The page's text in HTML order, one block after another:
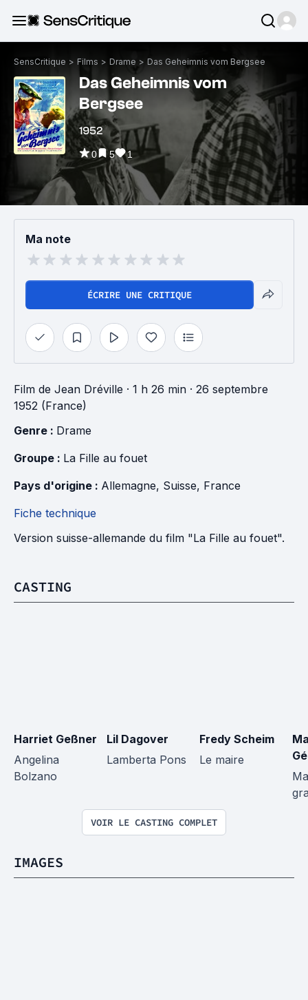
SensCritique > Films > Drame > Das Geheimnis vom Bergsee
Das Geheimnis vom
Bergsee
1952
0 5 1
Ma note
ÉCRIRE UNE CRITIQUE
Film de Jean Dréville · 1 h 26 min · 26 septembre
1952 (France)
Genre : Drame
Groupe : La Fille au fouet
Pays d'origine : Allemagne, Suisse, France
Fiche technique
Version suisse-allemande du film "La Fille au fouet".
CASTING
Harriet Geßner
Angelina
Bolzano
Lil Dagover
Lamberta Pons
Fredy Scheim
Le maire
VOIR LE CASTING COMPLET
IMAGES